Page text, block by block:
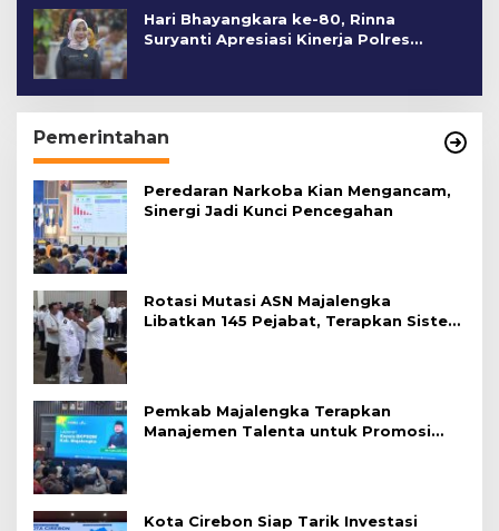
Hari Bhayangkara ke-80, Rinna
Suryanti Apresiasi Kinerja Polres
Pemerintahan
Peredaran Narkoba Kian Mengancam,
Sinergi Jadi Kunci Pencegahan
Rotasi Mutasi ASN Majalengka
Libatkan 145 Pejabat, Terapkan Sistem
Pemkab Majalengka Terapkan
Manajemen Talenta untuk Promosi
Kota Cirebon Siap Tarik Investasi